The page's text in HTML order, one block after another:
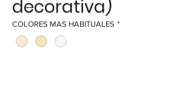
decorativa)
COLORES MAS HABITUALES *